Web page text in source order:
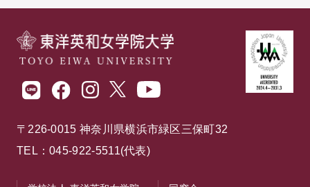
〒226-0015 神奈川県横浜市緑区三保町32
TEL：045-922-5511(代表)